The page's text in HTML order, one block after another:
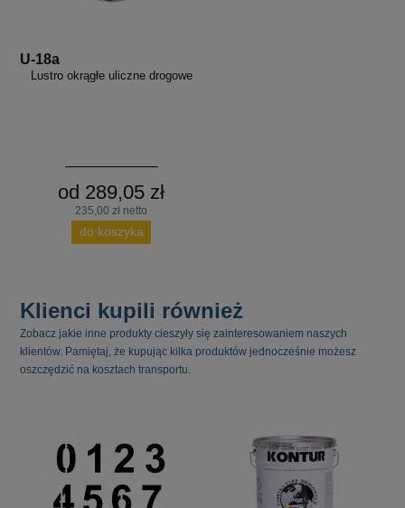
U-18a
Lustro okrągłe uliczne drogowe
od 289,05 zł
235,00 zł netto
do koszyka
Klienci kupili również
Zobacz jakie inne produkty cieszyły się zainteresowaniem naszych
klientów. Pamiętaj, że kupując kilka produktów jednocześnie możesz
oszczędzić na kosztach transportu.